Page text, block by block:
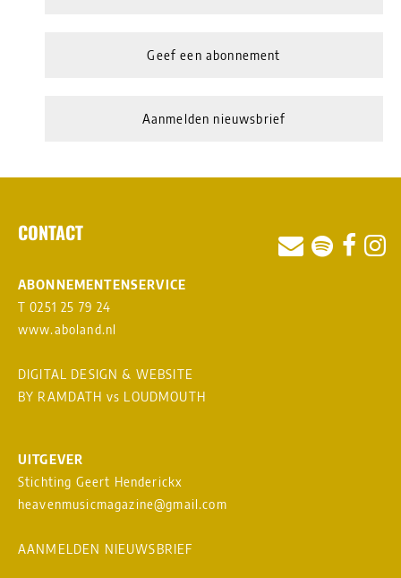
Geef een abonnement
Aanmelden nieuwsbrief
CONTACT
ABONNEMENTENSERVICE
T 0251 25 79 24
www.aboland.nl
DIGITAL DESIGN & WEBSITE
BY RAMDATH vs LOUDMOUTH
UITGEVER
Stichting Geert Henderickx
heavenmusicmagazine@gmail.com
AANMELDEN NIEUWSBRIEF